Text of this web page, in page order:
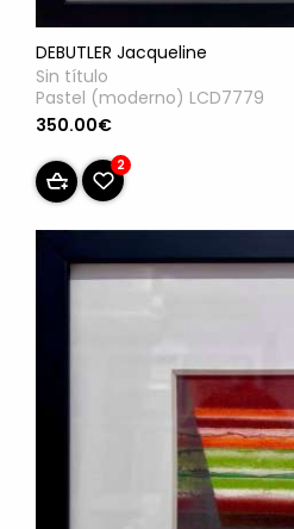
DEBUTLER Jacqueline
Sin título
Pastel (moderno) LCD7779
350.00€
2